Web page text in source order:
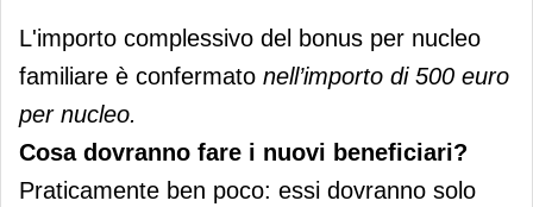
L'importo complessivo del bonus per nucleo
familiare è confermato nell’importo di 500 euro
per nucleo.
Cosa dovranno fare i nuovi beneficiari?
Praticamente ben poco: essi dovranno solo